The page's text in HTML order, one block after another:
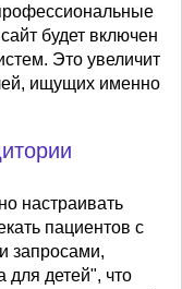
будет включен
Это увеличит
ищущих именно
настраивать
пациентов с
запросами,
для детей", что